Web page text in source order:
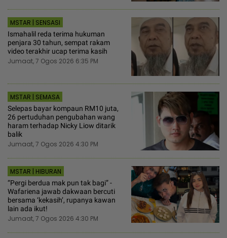
MSTAR | SENSASI
Ismahalil reda terima hukuman
penjara 30 tahun, sempat rakam
video terakhir ucap terima kasih
Jumaat, 7 Ogos 2026 6:35 PM
MSTAR | SEMASA
Selepas bayar kompaun RM10 juta,
26 pertuduhan pengubahan wang
haram terhadap Nicky Liow ditarik
balik
Jumaat, 7 Ogos 2026 4:30 PM
MSTAR | HIBURAN
“Pergi berdua mak pun tak bagi” -
Wafariena jawab dakwaan bercuti
bersama ‘kekasih’, rupanya kawan
lain ada ikut!
Jumaat, 7 Ogos 2026 4:30 PM